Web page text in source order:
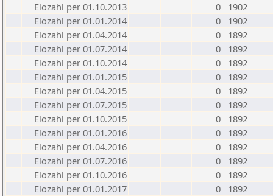
Elozahl per 01.10.2013
0
1902
Elozahl per 01.01.2014
0
1902
Elozahl per 01.04.2014
0
1892
Elozahl per 01.07.2014
0
1892
Elozahl per 01.10.2014
0
1892
Elozahl per 01.01.2015
0
1892
Elozahl per 01.04.2015
0
1892
Elozahl per 01.07.2015
0
1892
Elozahl per 01.10.2015
0
1892
Elozahl per 01.01.2016
0
1892
Elozahl per 01.04.2016
0
1892
Elozahl per 01.07.2016
0
1892
Elozahl per 01.10.2016
0
1892
Elozahl per 01.01.2017
0
1892